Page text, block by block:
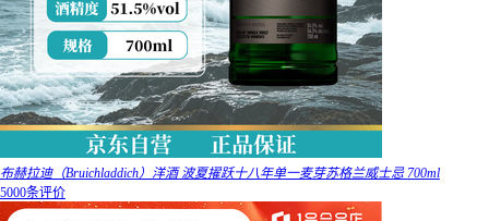
布赫拉迪（Bruichladdich）洋酒 波夏擢跃十八年单一麦芽苏格兰威士忌 700ml
5000条评价